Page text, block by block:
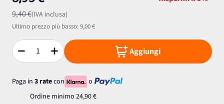
9,40 €(IVA inclusa)
Ultimo prezzo più basso:9,00 €
Quantità Aggiungi
Paga in 3 ratecon
o
Ordine minimo 24,90 €